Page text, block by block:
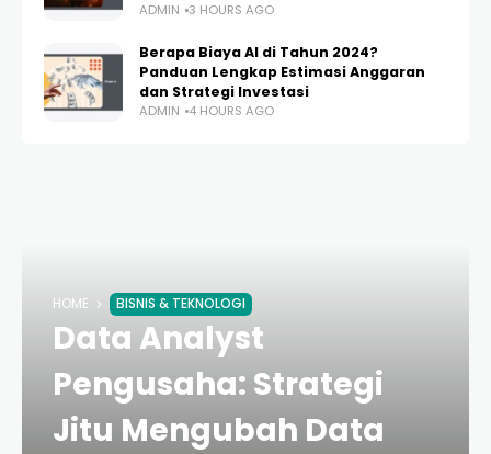
ADMIN 3 HOURS AGO
Berapa Biaya AI di Tahun 2024?
Panduan Lengkap Estimasi Anggaran
dan Strategi Investasi
ADMIN 4 HOURS AGO
HOME BISNIS & TEKNOLOGI
Data Analyst
Pengusaha: Strategi
Jitu Mengubah Data